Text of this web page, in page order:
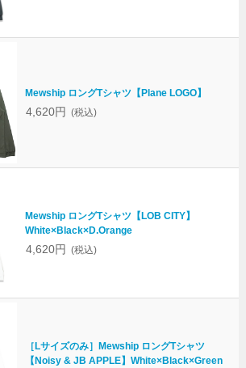
Mewship ロングTシャツ【Plane LOGO】
4,620円 (税込)
Mewship ロングTシャツ【LOB CITY】
White×Black×D.Orange
4,620円 (税込)
［Lサイズのみ］Mewship ロングTシャツ
【Noisy & JB APPLE】White×Black×Green